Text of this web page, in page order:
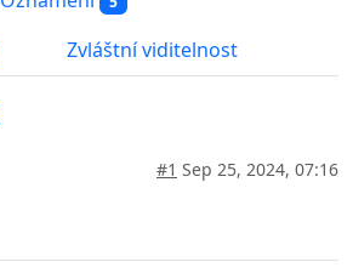
Zvláštní viditelnost
#1 Sep 25, 2024, 07:16